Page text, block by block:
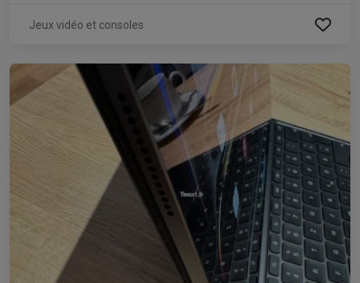
Jeux vidéo et consoles